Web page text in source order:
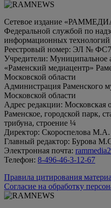
Сетевое издание
Федеральной службой по
информационных
Реестровый номер: ЭЛ №
Учредители: Муниципальное
«Раменский медиацентр»
Московской области
Администрация Раменского
Московской области
Адрес редакции: Московская
Раменское, городской парк,
трибуна, строение ¼
Директор: Скороспелова М.А.
Главный редактор: Бурова
Электронная почта:
Телефон: 8-496-46-3-12-67
Правила цитирования
Согласие на обработку